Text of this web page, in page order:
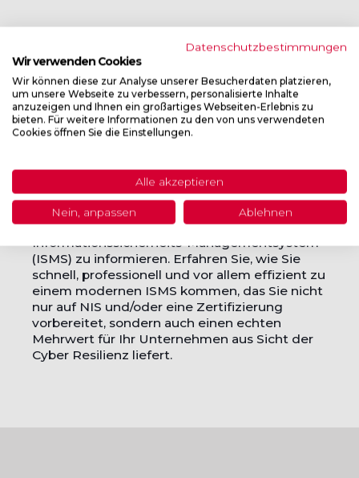
Über das vergangene Event
17.10.2024, München
Anlässlich der Frist zur Umsetzung der EU-
die exklusive Gelegenheit, sich umfassend
über die neuesten Entwicklungen im Bereich
der Informationssicherheit sowie über
innovative Softwarelösungen für ein effektives
Informationssicherheits-Managementsystem
(ISMS) zu informieren. Erfahren Sie, wie Sie
schnell, professionell und vor allem effizient zu
einem modernen ISMS kommen, das Sie nicht
nur auf NIS und/oder eine Zertifizierung
vorbereitet, sondern auch einen echten
Mehrwert für Ihr Unternehmen aus Sicht der
Cyber Resilienz liefert.
Datenschutzbestimmungen
Wir verwenden Cookies
Wir können diese zur Analyse unserer Besucherdaten platzieren,
um unsere Webseite zu verbessern, personalisierte Inhalte
anzuzeigen und Ihnen ein großartiges Webseiten-Erlebnis zu
bieten. Für weitere Informationen zu den von uns verwendeten
Cookies öffnen Sie die Einstellungen.
Alle akzeptieren
Nein, anpassen Ablehnen